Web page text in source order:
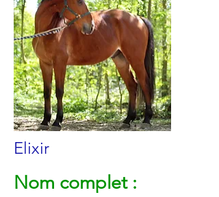
Elixir
Nom complet :